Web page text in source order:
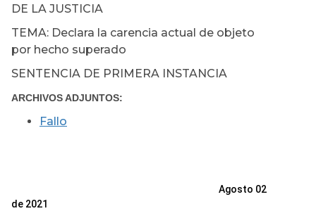
DE LA JUSTICIA
TEMA: Declara la carencia actual de objeto
por hecho superado
SENTENCIA DE PRIMERA INSTANCIA
ARCHIVOS ADJUNTOS:
Fallo
Agosto 02
de 2021